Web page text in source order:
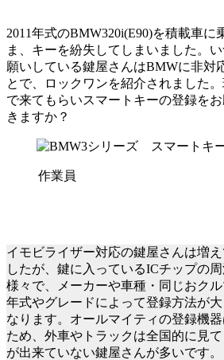
2011年式のBMW320i(E90)を積載車に
ま、キーを紛失してしまいました。
願いしている鍵屋さんはBMWに非対
とで、ロックワンを紹介されました。
で来てもらいスマートキーの登録を
きますか？
作業員
イモビライザー対応の鍵屋さんは増え
したが、鍵に入っているICチップの
様々で、メーカーや車種・同じおクル
年式やグレードによって登録方法が
なります。オールマイティの登録機
ため、外車やトラックは全国的に見
が出来ていない鍵屋さんが多いです。